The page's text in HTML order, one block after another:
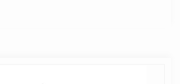
登10年专注定制工作服，为您**…